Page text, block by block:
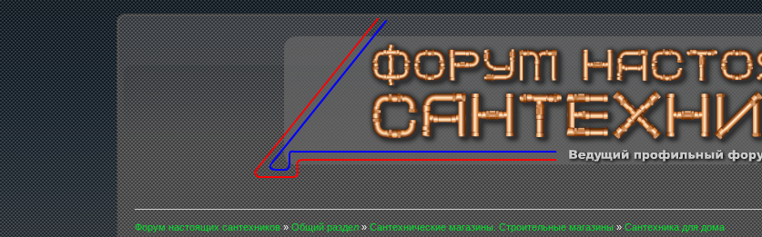
Форум настоящих сантехников»Общий раздел»Сантехнические магазины. Строительные магазины»Сантехника для дома